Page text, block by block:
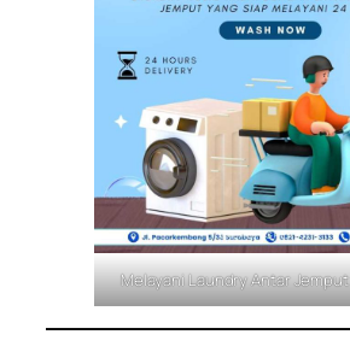
Melayani Laundry Antar